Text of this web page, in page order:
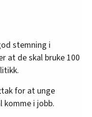
stemning i
at de skal bruke 100
for at unge
i jobb.